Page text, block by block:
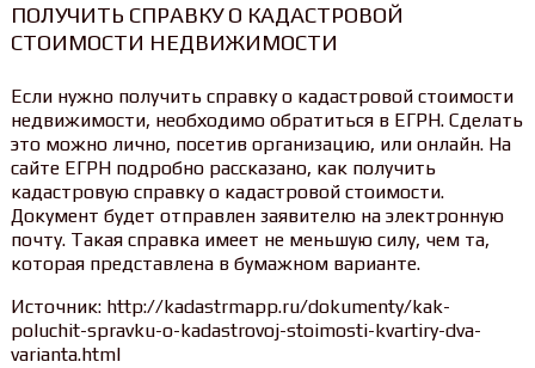
ПОЛУЧИТЬ СПРАВКУ О КАДАСТРОВОЙ
СТОИМОСТИ НЕДВИЖИМОСТИ
Если нужно получить справку о кадастровой стоимости
недвижимости, необходимо обратиться в ЕГРН. Сделать
это можно лично, посетив организацию, или онлайн. На
сайте ЕГРН подробно рассказано, как получить
кадастровую справку о кадастровой стоимости.
Документ будет отправлен заявителю на электронную
почту. Такая справка имеет не меньшую силу, чем та,
которая представлена в бумажном варианте.
Источник: http://kadastrmapp.ru/dokumenty/kak-
poluchit-spravku-o-kadastrovoj-stoimosti-kvartiry-dva-
varianta.html